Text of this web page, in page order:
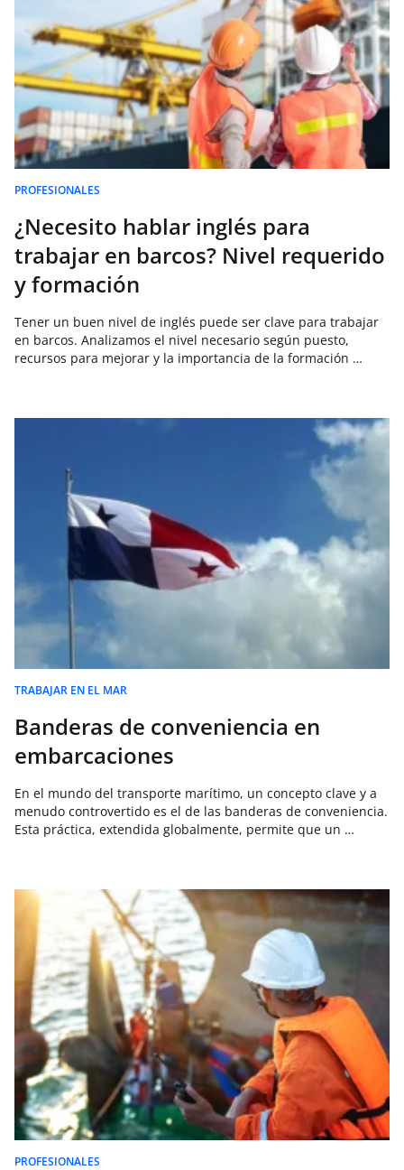
PROFESIONALES
¿Necesito hablar inglés para
trabajar en barcos? Nivel requerido
y formación
Tener un buen nivel de inglés puede ser clave para trabajar
en barcos. Analizamos el nivel necesario según puesto,
recursos para mejorar y la importancia de la formación …
TRABAJAR EN EL MAR
Banderas de conveniencia en
embarcaciones
En el mundo del transporte marítimo, un concepto clave y a
menudo controvertido es el de las banderas de conveniencia.
Esta práctica, extendida globalmente, permite que un …
PROFESIONALES